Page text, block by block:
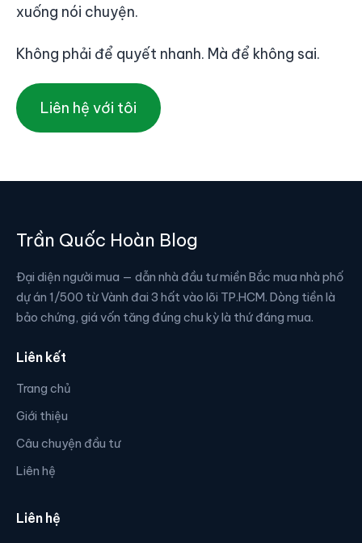
xuống nói chuyện.
Không phải để quyết nhanh. Mà để không sai.
Liên hệ với tôi
Trần Quốc Hoàn Blog
Đại diện người mua — dẫn nhà đầu tư miền Bắc mua nhà phố
dự án 1/500 từ Vành đai 3 hất vào lõi TP.HCM. Dòng tiền là
bảo chứng, giá vốn tăng đúng chu kỳ là thứ đáng mua.
Liên kết
Trang chủ
Giới thiệu
Câu chuyện đầu tư
Liên hệ
Liên hệ